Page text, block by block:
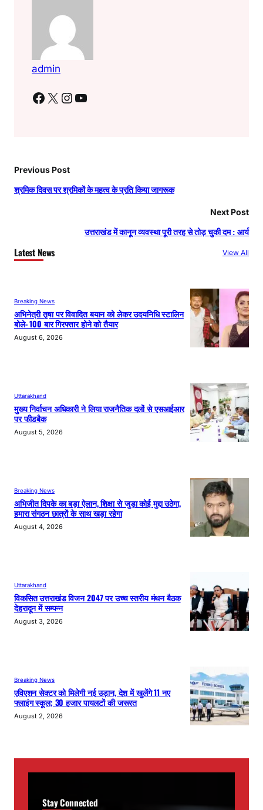
admin
Facebook X Instagram YouTube
Previous Post
श्रमिक दिवस पर श्रमिकों के महत्व के प्रति किया जागरूक
Next Post
उत्तराखंड में कानून व्यवस्था पूरी तरह से तोड़ चुकी दम : आर्य
Latest News View All
Breaking News
अभिनेत्री तृषा पर विवादित बयान को लेकर उदयनिधि स्टालिन
बोले- 100 बार गिरफ्तार होने को तैयार
August 6, 2026
Uttarakhand
मुख्य निर्वाचन अधिकारी ने लिया राजनैतिक दलों से एसआईआर
पर फीडबैक
August 5, 2026
Breaking News
अभिजीत दिपके का बड़ा ऐलान, शिक्षा से जुड़ा कोई मुद्दा उठेगा,
हमारा संगठन छात्रों के साथ खड़ा रहेगा
August 4, 2026
Uttarakhand
विकसित उत्तराखंड विजन 2047 पर उच्च स्तरीय मंथन बैठक
देहरादून में सम्पन्न
August 3, 2026
Breaking News
एविएशन सेक्टर को मिलेगी नई उड़ान, देश में खुलेंगे 11 नए
फ्लाइंग स्कूल; 30 हजार पायलटों की जरूरत
August 2, 2026
Stay Connected